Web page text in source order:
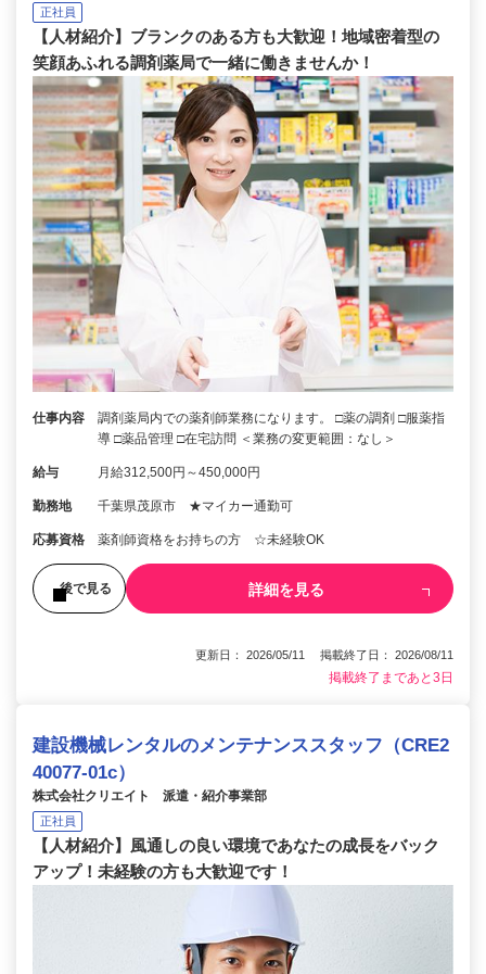
正社員
【人材紹介】ブランクのある方も大歓迎！地域密着型の
笑顔あふれる調剤薬局で一緒に働きませんか！
仕事内容
調剤薬局内での薬剤師業務になります。 □薬の調剤 □服薬指
導 □薬品管理 □在宅訪問 ＜業務の変更範囲：なし＞
給与 月給312,500円～450,000円
勤務地 千葉県茂原市 ★マイカー通勤可
応募資格 薬剤師資格をお持ちの方 ☆未経験OK
後で見る 詳細を見る
更新日： 2026/05/11 掲載終了日： 2026/08/11
掲載終了まであと3日
建設機械レンタルのメンテナンススタッフ（CRE2
40077-01c）
株式会社クリエイト 派遣・紹介事業部
正社員
【人材紹介】風通しの良い環境であなたの成長をバック
アップ！未経験の方も大歓迎です！